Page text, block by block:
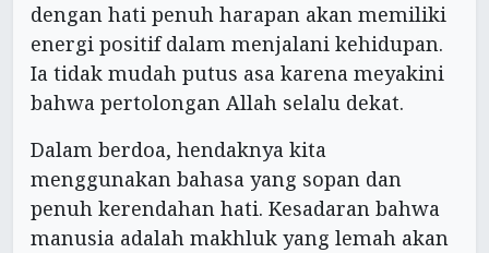
dengan hati penuh harapan akan memiliki
energi positif dalam menjalani kehidupan.
Ia tidak mudah putus asa karena meyakini
bahwa pertolongan Allah selalu dekat.
Dalam berdoa, hendaknya kita
menggunakan bahasa yang sopan dan
penuh kerendahan hati. Kesadaran bahwa
manusia adalah makhluk yang lemah akan